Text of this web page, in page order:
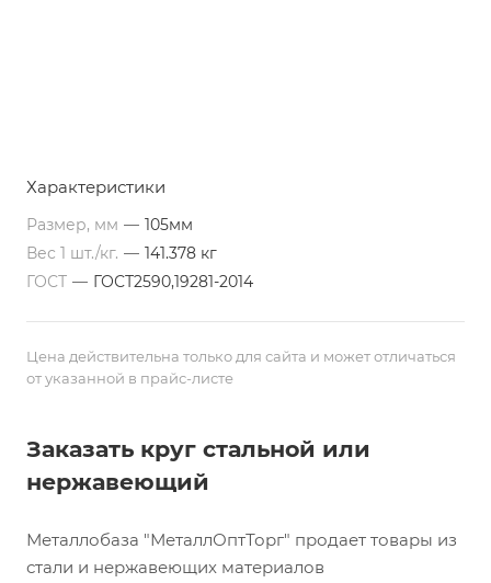
Характеристики
Размер, мм — 105мм
Вес 1 шт./кг. — 141.378 кг
ГОСТ — ГОСТ2590,19281-2014
Цена действительна только для сайта и может отличаться
от указанной в прайс-листе
Заказать круг стальной или
нержавеющий
Металлобаза "МеталлОптТорг" продает товары из
стали и нержавеющих материалов